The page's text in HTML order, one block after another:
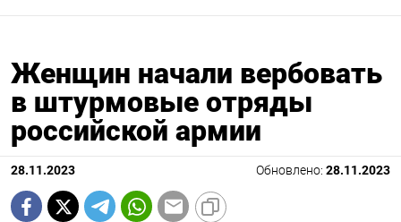
Женщин начали вербовать
в штурмовые отряды
российской армии
28.11.2023 Обновлено: 28.11.2023